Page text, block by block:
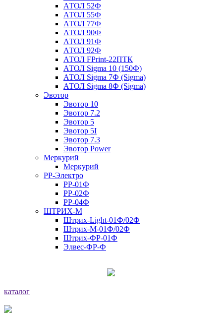
АТОЛ 52Ф
АТОЛ 55Ф
АТОЛ 77Ф
АТОЛ 90Ф
АТОЛ 91Ф
АТОЛ 92Ф
АТОЛ FPrint-22ПТК
АТОЛ Sigma 10 (150Ф)
АТОЛ Sigma 7Ф (Sigma)
АТОЛ Sigma 8Ф (Sigma)
Эвотор
Эвотор 10
Эвотор 7.2
Эвотор 5
Эвотор 5I
Эвотор 7.3
Эвотор Power
Меркурий
Меркурий
РР-Электро
РР-01Ф
РР-02Ф
РР-04Ф
ШТРИХ-М
Штрих-Light-01Ф/02Ф
Штрих-М-01Ф/02Ф
Штрих-ФР-01Ф
Элвес-ФР-Ф
каталог